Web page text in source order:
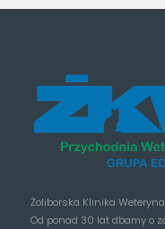
Żoliborska Klinika
Od ponad 30 lat dbamy o